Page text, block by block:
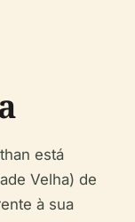
está
Velha) de
à sua